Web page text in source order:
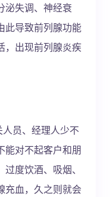
泌失调、神经衰
此导致前列腺功能
，出现前列腺炎疾
员、经理人少不
能对不起客户和朋
度饮酒、吸烟、
充血，久之则就会